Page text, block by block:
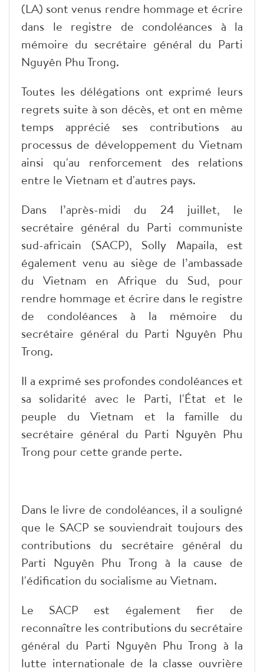
(LA) sont venus rendre hommage et écrire
dans le registre de condoléances à la
mémoire du secrétaire général du Parti
Nguyên Phu Trong.
Toutes les délégations ont exprimé leurs
regrets suite à son décès, et ont en même
temps apprécié ses contributions au
processus de développement du Vietnam
ainsi qu'au renforcement des relations
entre le Vietnam et d'autres pays.
Dans l’après-midi du 24 juillet, le
secrétaire général du Parti communiste
sud-africain (SACP), Solly Mapaila, est
également venu au siège de l’ambassade
du Vietnam en Afrique du Sud, pour
rendre hommage et écrire dans le registre
de condoléances à la mémoire du
secrétaire général du Parti Nguyên Phu
Trong.
Il a exprimé ses profondes condoléances et
sa solidarité avec le Parti, l'État et le
peuple du Vietnam et la famille du
secrétaire général du Parti Nguyên Phu
Trong pour cette grande perte.
Dans le livre de condoléances, il a souligné
que le SACP se souviendrait toujours des
contributions du secrétaire général du
Parti Nguyên Phu Trong à la cause de
l'édification du socialisme au Vietnam.
Le SACP est également fier de
reconnaître les contributions du secrétaire
général du Parti Nguyên Phu Trong à la
lutte internationale de la classe ouvrière